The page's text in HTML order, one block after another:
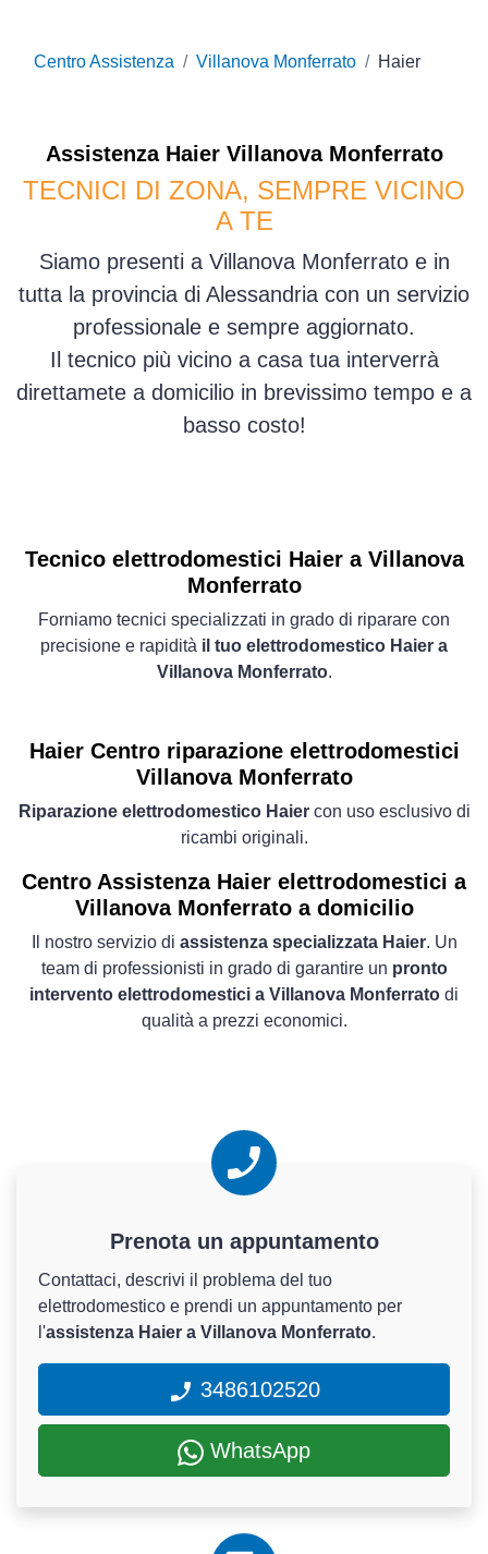
Centro Assistenza Villanova Monferrato Haier
Assistenza HaierVillanova Monferrato
TECNICI DI ZONA, SEMPRE VICINO
A TE
Siamo presenti a Villanova Monferrato e in
tutta la provincia di Alessandria con un servizio
professionale e sempre aggiornato.
Il tecnico più vicino a casa tua interverrà
direttamete a domicilio in brevissimo tempo e a
basso costo!
Tecnico elettrodomestici Haier a Villanova
Monferrato
Forniamo tecnici specializzati in grado di riparare con
precisione e rapidità il tuo elettrodomestico Haier a
Villanova Monferrato.
Haier Centro riparazione elettrodomestici
Villanova Monferrato
Riparazione elettrodomestico Haiercon uso esclusivo di
ricambi originali.
Centro Assistenza Haier elettrodomestici a
Villanova Monferrato a domicilio
Il nostro servizio di assistenza specializzata Haier. Un
team di professionisti in grado di garantire un pronto
intervento elettrodomestici a Villanova Monferrato di
qualità a prezzi economici.
Prenota un appuntamento
Contattaci, descrivi il problema del tuo
elettrodomestico e prendi un appuntamento per
l'assistenza Haier a Villanova Monferrato.
3486102520
WhatsApp